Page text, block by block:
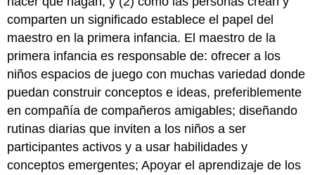
comparten un significado establece el papel del
maestro en la primera infancia. El maestro de la
primera infancia es responsable de: ofrecer a los
niños espacios de juego con muchas variedad donde
puedan construir conceptos e ideas, preferiblemente
en compañía de compañeros amigables; diseñando
rutinas diarias que inviten a los niños a ser
participantes activos y a usar habilidades y
conceptos emergentes; Apoyar el aprendizaje de los